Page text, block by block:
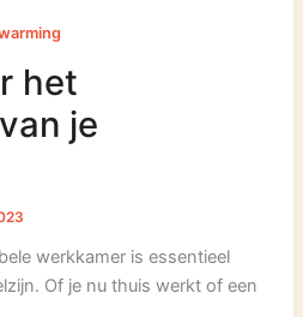
het
je
werkkamer is essentieel
Of je nu thuis werkt of een